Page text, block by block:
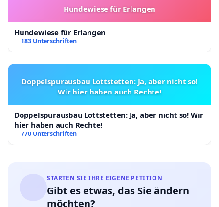
Hundewiese für Erlangen
Hundewiese für Erlangen
183 Unterschriften
Doppelspurausbau Lottstetten: Ja, aber nicht so!
Wir hier haben auch Rechte!
Doppelspurausbau Lottstetten: Ja, aber nicht so! Wir
hier haben auch Rechte!
770 Unterschriften
STARTEN SIE IHRE EIGENE PETITION
Gibt es etwas, das Sie ändern
möchten?